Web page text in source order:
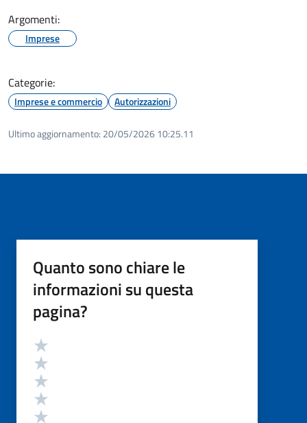
Argomenti:
Imprese
Categorie:
Imprese e commercio Autorizzazioni
Ultimo aggiornamento: 20/05/2026 10:25.11
Quanto sono chiare le
informazioni su questa
pagina?
Valutazione